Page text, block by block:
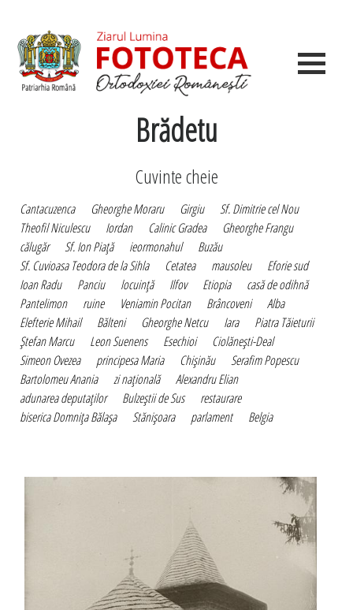
Brădetu
Cuvinte cheie
Cantacuzenca Gheorghe Moraru Girgiu
Sf. Dimitrie cel Nou
Theofil Niculescu
Iordan Calinic Gradea
Gheorghe Frangu
călugăr
Sf. Ion Piaţă ieormonahul
Buzău
Sf. Cuvioasa Teodora de la Sihla
Cetatea mausoleu
Eforie sud
Ioan Radu
Panciu locuinţă Ilfov Etiopia
casă de odihnă
Pantelimon
ruine Veniamin Pocitan Brâncoveni
Alba
Elefterie Mihail
Bălteni Gheorghe Netcu Iara
Piatra Tăieturii
Ştefan Marcu
Leon Suenens Esechioi
Ciolăneşti-Deal
Simeon Ovezea
principesa Maria Chişinău
Serafim Popescu
Bartolomeu Anania
zi naţională
Alexandru Elian
adunarea deputaţilor
Bulzeştii de Sus
restaurare
biserica Domniţa Bălaşa
Stănişoara parlament Belgia